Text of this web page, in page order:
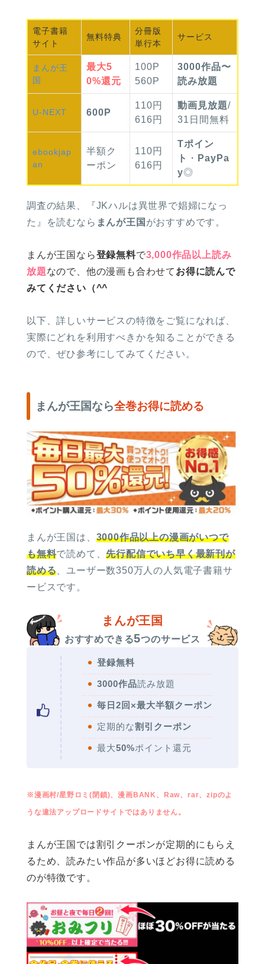
電子書籍
サイト
無料特典
分冊版
単行本
サービス
まんが王
国
最大5
0%還元
100P
560P
3000作品〜
読み放題
U-NEXT 600P
110円
616円
動画見放題/
31日間無料
ebookjap
an
半額ク
ーポン
110円
616円
Tポイン
ト
・ PayPa
y◎
調査の結果、
『JKハルは異世界で娼婦になっ
た』を読むなら まんが王国 がおすすめです。
まんが王国なら登録無料で3,000作品以上読み
放題なので、他の漫画も合わせて お得に読んで
みてください（^^
以下、詳しいサービスの特徴をご覧になれば、
実際にどれを利用すべきかを知ることができる
ので、ぜひ参考にしてみてください。
まんが王国なら全巻お得に読める
まんが王国は、 3000作品以上の漫画がいつで
も無料で読めて、先行配信でいち早く最新刊が
読める 、ユーザー数350万人の人気電子書籍サ
ービスです。
まんが王国
おすすめできる5つのサービス
登録無料
3000作品読み放題
毎日2回×最大半額クーポン
定期的な割引クーポン
最大50%ポイント還元
※漫画村/星野ロミ(閉鎖)、漫画BANK、Raw、rar、zipのよ
うな違法アップロードサイトではありません。
まんが王国では割引クーポンが定期的にもらえ
るため、読みたい作品が多いほどお得に読める
のが特徴です。